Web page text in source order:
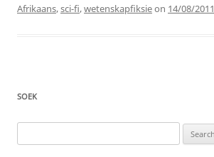
Afrikaans,sci-fi,wetenskapfiksieon 14/08/2011
SOEK
for: